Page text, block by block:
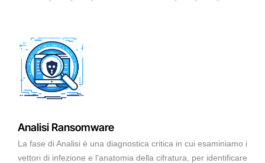
Analisi Ransomware
La fase di Analisi è una diagnostica critica in cui esaminiamo i
vettori di infezione e l'anatomia della cifratura, per identificare